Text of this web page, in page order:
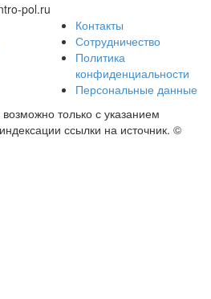
pol.ru
Контакты
Сотрудничество
Политика
конфиденциальности
Персональные данные
только с указанием
ссылки на источник. ©